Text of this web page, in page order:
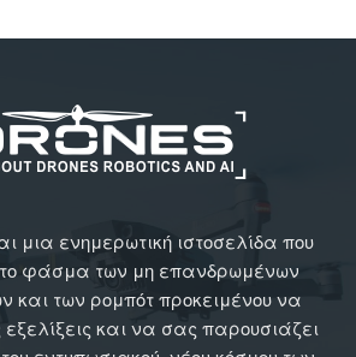
μια ενημερωτική ιστοσελίδα που
το φάσμα των μη επανδρωμένων
και των ρομπότ προκειμένου να
και να σας παρουσιάζει